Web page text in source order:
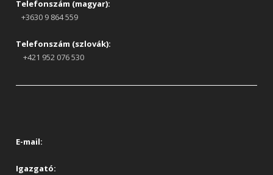
Telefonszám (magyar):
+3630 9 864 559
Telefonszám (szlovák):
+421 952 076 530
E-mail:
Igazgató: